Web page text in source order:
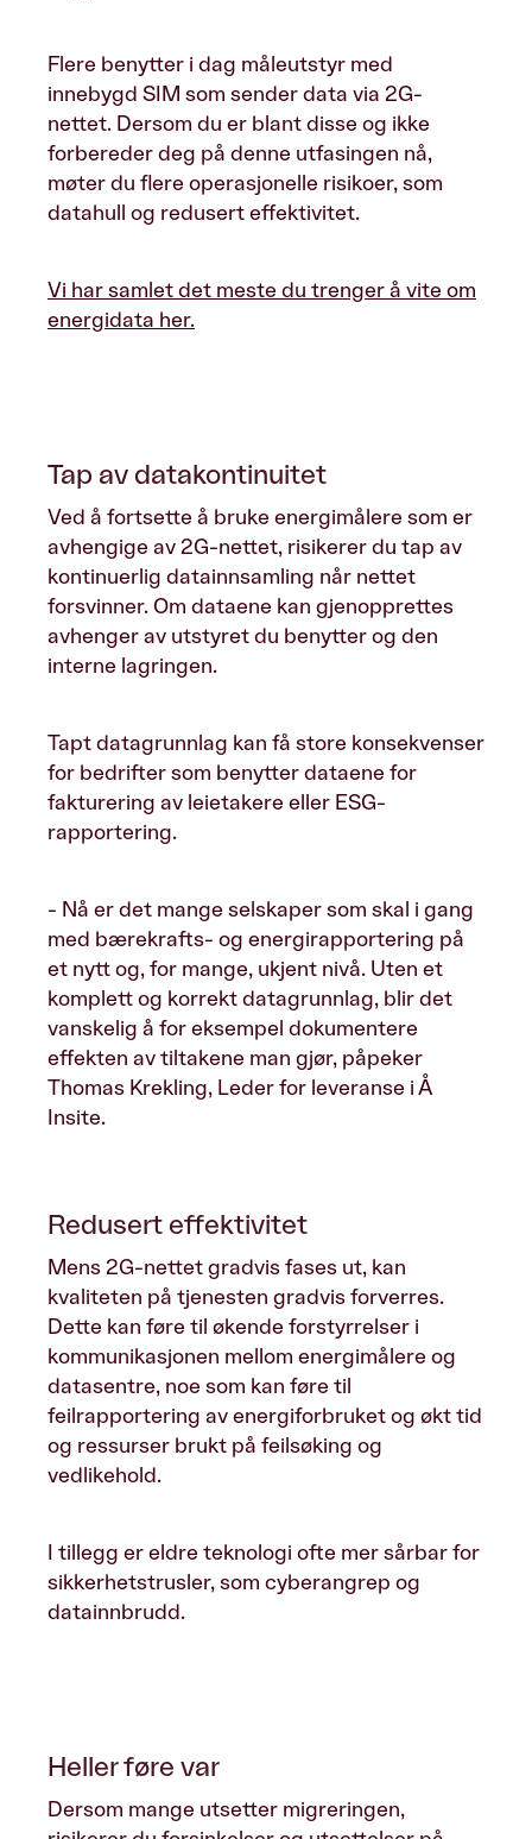
Flere benytter i dag måleutstyr med
innebygd SIM som sender data via 2G-
nettet. Dersom du er blant disse og ikke
forbereder deg på denne utfasingen nå,
møter du flere operasjonelle risikoer, som
datahull og redusert effektivitet.
Vi har samlet det meste du trenger å vite om
energidata her.
Tap av datakontinuitet
Ved å fortsette å bruke energimålere som er
avhengige av 2G-nettet, risikerer du tap av
kontinuerlig datainnsamling når nettet
forsvinner. Om dataene kan gjenopprettes
avhenger av utstyret du benytter og den
interne lagringen.
Tapt datagrunnlag kan få store konsekvenser
for bedrifter som benytter dataene for
fakturering av leietakere eller ESG-
rapportering.
- Nå er det mange selskaper som skal i gang
med bærekrafts- og energirapportering på
et nytt og, for mange, ukjent nivå. Uten et
komplett og korrekt datagrunnlag, blir det
vanskelig å for eksempel dokumentere
effekten av tiltakene man gjør, påpeker
Thomas Krekling, Leder for leveranse i Å
Insite.
Redusert effektivitet
Mens 2G-nettet gradvis fases ut, kan
kvaliteten på tjenesten gradvis forverres.
Dette kan føre til økende forstyrrelser i
kommunikasjonen mellom energimålere og
datasentre, noe som kan føre til
feilrapportering av energiforbruket og økt tid
og ressurser brukt på feilsøking og
vedlikehold.
I tillegg er eldre teknologi ofte mer sårbar for
sikkerhetstrusler, som cyberangrep og
datainnbrudd.
Heller føre var
Dersom mange utsetter migreringen,